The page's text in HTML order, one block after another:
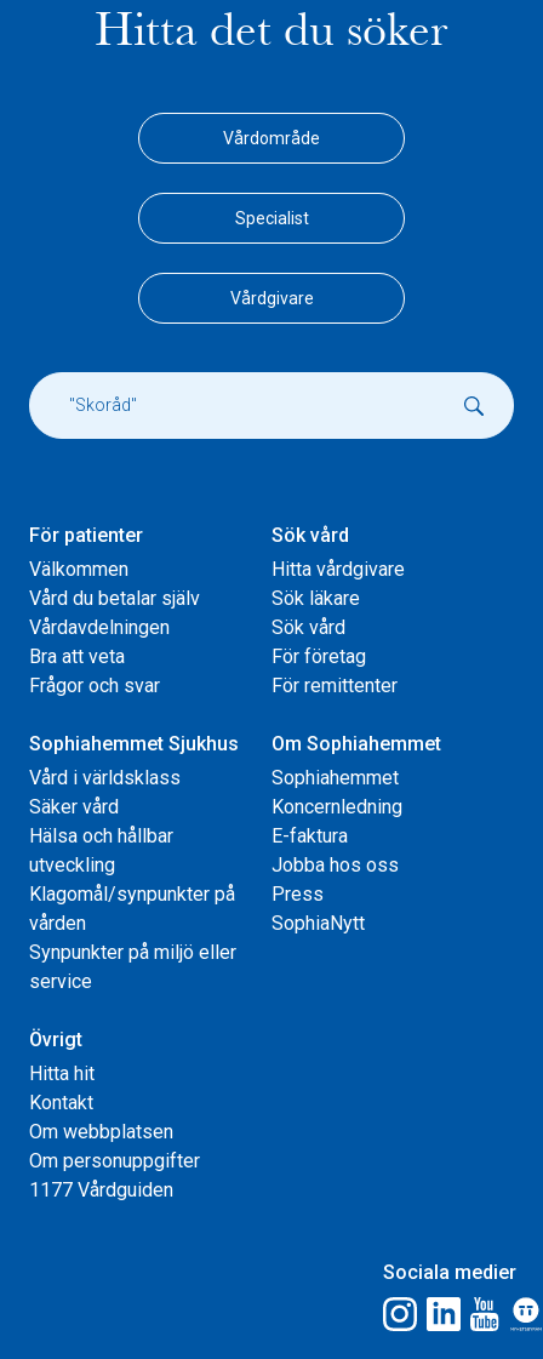
Hitta det du söker
Vårdområde
Specialist
Vårdgivare
För patienter
Välkommen
Vård du betalar själv
Vårdavdelningen
Bra att veta
Frågor och svar
Sök vård
Hitta vårdgivare
Sök läkare
Sök vård
För företag
För remittenter
Sophiahemmet Sjukhus
Vård i världsklass
Säker vård
Hälsa och hållbar
utveckling
Klagomål/synpunkter på
vården
Synpunkter på miljö eller
service
Om Sophiahemmet
Sophiahemmet
Koncernledning
E-faktura
Jobba hos oss
Press
SophiaNytt
Övrigt
Hitta hit
Kontakt
Om webbplatsen
Om personuppgifter
1177 Vårdguiden
Sociala medier